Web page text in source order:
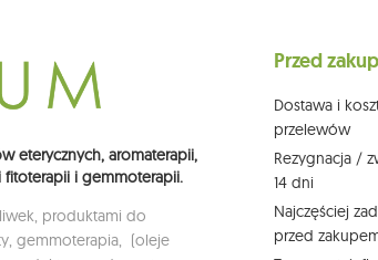
eterycznych, aromaterapii,
i gemmoterapii.
produktami do
gemmoterapia, (oleje
Przed
Dostawa i
przelewów
Rezygnacja /
14 dni
Najczęściej
przed